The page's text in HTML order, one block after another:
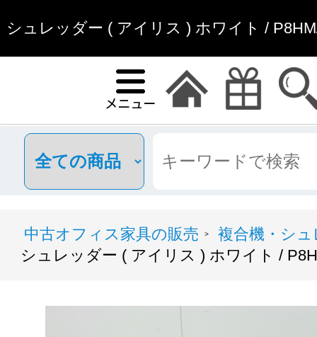
シュレッダー ( アイリス ) ホワイト /
通販
中古オフィス家具の販売 >
複合機・シ
シュレッダー ( アイリス ) ホワイト /